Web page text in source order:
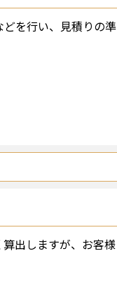
を行い、見積りの準
出しますが、お客様